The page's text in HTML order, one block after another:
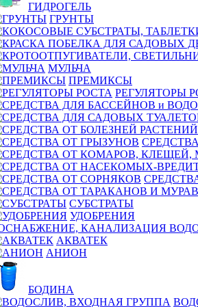
ГИДРОГЕЛЬ
ГРУНТЫ
МУЛЬЧА
ПРЕМИКСЫ
РЕГУЛЯТОРЫ
СУБСТРАТЫ
УДОБРЕНИЯ
АКВАТЕК
АНИОН
БОДИНА